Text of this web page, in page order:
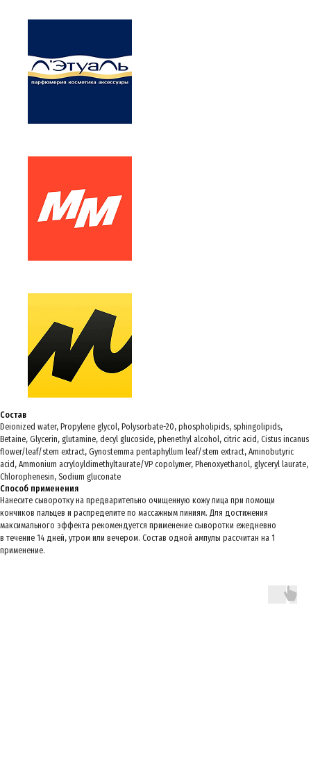
Состав
Deionized water, Propylene glycol, Polysorbate-20, phospholipids, sphingolipids,
Betaine, Glycerin, glutamine, decyl glucoside, phenethyl alcohol, citric acid, Cistus incanus
flower/leaf/stem extract, Gynostemma pentaphyllum leaf/stem extract, Aminobutyric
acid, Ammonium acryloyldimethyltaurate/VP copolymer, Phenoxyethanol, glyceryl laurate,
Chlorophenesin, Sodium gluconate
Способ применения
Нанесите сыворотку на предварительно очищенную кожу лица при помощи
кончиков пальцев и распределите по массажным линиям. Для достижения
максимального эффекта рекомендуется применение сыворотки ежедневно
в течение 14 дней, утром или вечером. Состав одной ампулы рассчитан на 1
применение.